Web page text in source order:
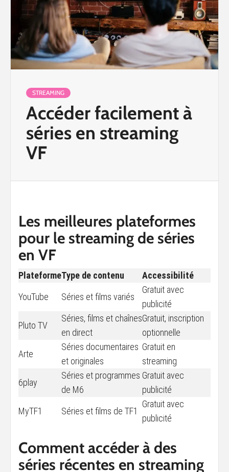
STREAMING
Accéder facilement à
séries en streaming
VF
Les meilleures plateformes
pour le streaming de séries
en VF
PlateformeType de contenu
Accessibilité
YouTube
Séries et films variés
Gratuit avec
publicité
Pluto TV
Séries, films et chaînes
en direct
Gratuit, inscription
optionnelle
Arte
Séries documentaires
et originales
Gratuit en
streaming
6play
Séries et programmes
de M6
Gratuit avec
publicité
MyTF1
Séries et films de TF1
Gratuit avec
publicité
Comment accéder à des
séries récentes en streaming